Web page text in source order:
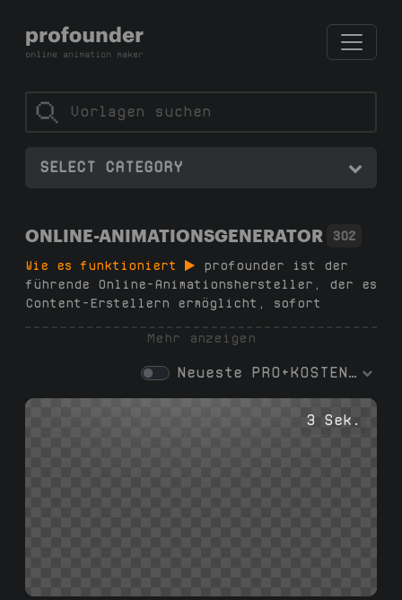
SELECT CATEGORY
ONLINE-ANIMATIONSGENERATOR 302
Wie es funktioniert
profounder ist der
führende Online-Animationshersteller, der es
Content-Erstellern ermöglicht, sofort
Abonnements, keine zusätzliche Software,
Designfähigkeiten erforderlich. Wählen Sie
einfach eine Vorlage, passen Sie Text und
Farben an und laden Sie in 1080p mit
Mehr anzeigen
Neueste PRO+KOSTENLOS
3 Sek.